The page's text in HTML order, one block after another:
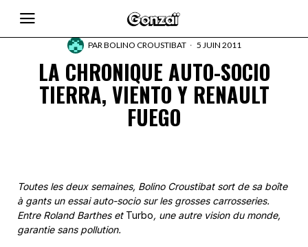
PARBOLINO CROUSTIBAT 5 JUIN 2011
LA CHRONIQUE AUTO-SOCIO
TIERRA, VIENTO Y RENAULT
FUEGO
Toutes les deux semaines, Bolino Croustibat sort de sa boîte
à gants un essai auto-socio sur les grosses carrosseries.
Entre Roland Barthes et Turbo, une autre vision du monde,
garantie sans pollution.